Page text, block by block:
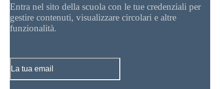
Entra nel sito della scuola con le tue credenziali per
gestire contenuti, visualizzare circolari e altre
funzionalità.